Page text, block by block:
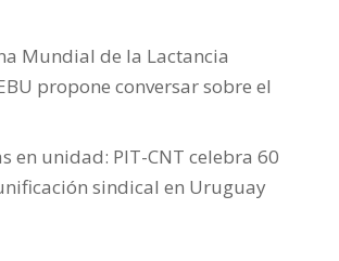
Mundial de la Lactancia
propone conversar sobre el
en unidad: PIT-CNT celebra 60
sindical en Uruguay